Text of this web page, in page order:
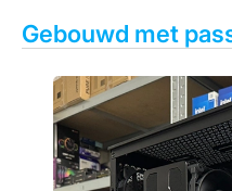
Gebouwd met